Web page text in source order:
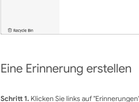
Eine Erinnerung erstellen
Schritt 1. Klicken Sie links auf